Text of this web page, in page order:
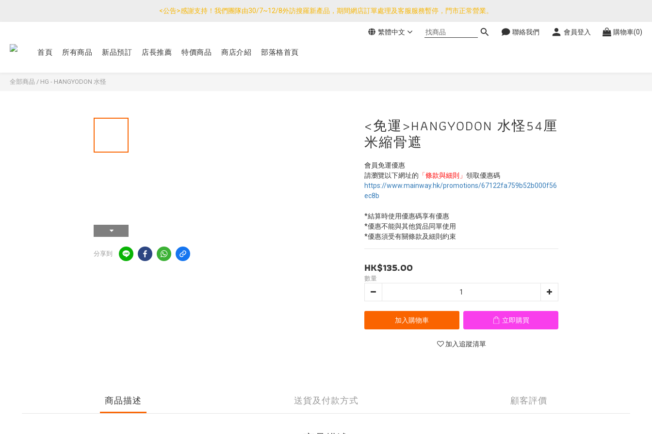
優惠免運產品如與其他商品同單購買，其他商品每件只需加$7運費。(大件/較重產品除外)
<公告>感謝支持！我們團隊由30/7~12/8外訪搜羅新產品，期間網店訂單處理及客服服務暫停，門市正常營業。
優惠免運產品如與其他商品同單購買，其他商品每件只需加$7運費。(大件/較重產品除外)
繁體中文 聯絡我們 會員登入 購物車(0)
首頁 所有商品 新品預訂 店長推薦 特價商品 商店介紹 部落格首頁
全部商品 / HG - HANGYODON 水怪
分享到
<免運>HANGYODON 水怪54厘
米縮骨遮
會員免運優惠
請瀏覽以下網址的 「條款與細則」 領取優惠碼
https://www.mainway.hk/promotions/67122fa759b52b000f56
ec8b
*結算時使用優惠碼享有優惠
*優惠不能與其他貨品同單使用
*優惠須受有關條款及細則約束
HK$135.00
數量
加入購物車 立即購買
加入追蹤清單
商品描述 送貨及付款方式 顧客評價